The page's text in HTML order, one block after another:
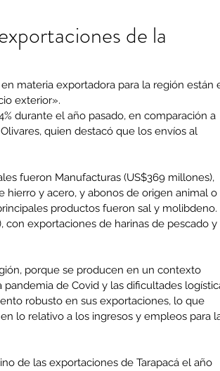
de la
materia exportadora para la región están
exterior».
durante el año pasado, en comparación a
quien destacó que los envíos al
fueron Manufacturas (US$369 millones),
y acero, y abonos de origen animal o
productos fueron sal y molibdeno.
con exportaciones de harinas de pescado y
porque se producen en un contexto
de Covid y las dificultades
robusto en sus exportaciones, lo que
lo relativo a los ingresos y empleos para
de las exportaciones de Tarapacá el año